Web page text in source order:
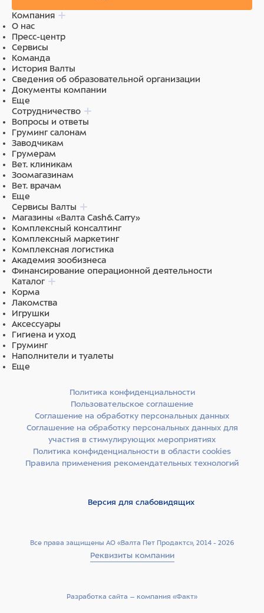
Компания
О нас
Пресс-центр
Сервисы
Команда
История Валты
Сведения об образовательной организации
Документы компании
Еще
Сотрудничество
Вопросы и ответы
Груминг салонам
Заводчикам
Грумерам
Вет. клиникам
Зоомагазинам
Вет. врачам
Еще
Сервисы Валты
Магазины «Валта Cash&Carry»
Комплексный консалтинг
Комплексный маркетинг
Комплексная логистика
Академия зообизнеса
Финансирование операционной деятельности
Каталог
Корма
Лакомства
Игрушки
Аксессуары
Гигиена и уход
Груминг
Наполнители и туалеты
Еще
Все права защищены АО «Валта Пет Продактс», 2014 - 2026
Реквизиты компании
Политика конфиденциальности
Пользовательское соглашение
Соглашение на обработку персональных данных
Соглашение на обработку персональных данных для
участия в стимулирующих мероприятиях
Политика конфиденциальности в области cookies
Правила применения рекомендательных технологий
Версия для слабовидящих
Разработка сайта –­ компания «Факт»